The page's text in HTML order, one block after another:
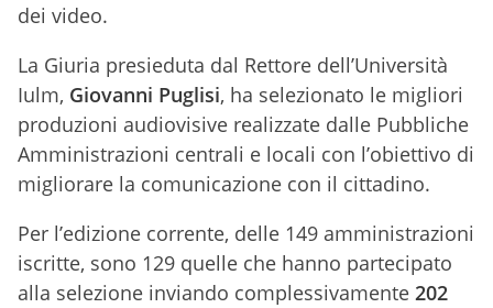
dei video.
La Giuria presieduta dal Rettore dell’Università
Iulm, Giovanni Puglisi, ha selezionato le migliori
produzioni audiovisive realizzate dalle Pubbliche
Amministrazioni centrali e locali con l’obiettivo di
migliorare la comunicazione con il cittadino.
Per l’edizione corrente, delle 149 amministrazioni
iscritte, sono 129 quelle che hanno partecipato
alla selezione inviando complessivamente 202